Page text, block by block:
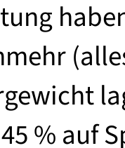
% auf